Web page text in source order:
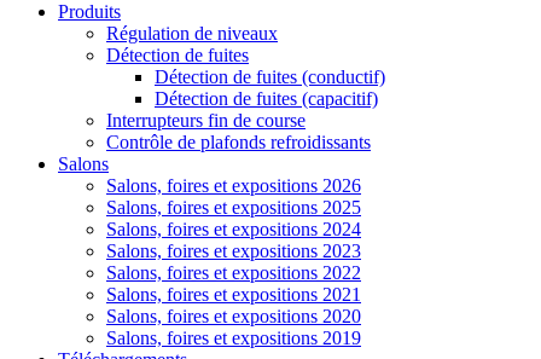
Produits
Régulation de niveaux
Détection de fuites
Détection de fuites (conductif)
Détection de fuites (capacitif)
Interrupteurs fin de course
Contrôle de plafonds refroidissants
Salons
Salons, foires et expositions 2026
Salons, foires et expositions 2025
Salons, foires et expositions 2024
Salons, foires et expositions 2023
Salons, foires et expositions 2022
Salons, foires et expositions 2021
Salons, foires et expositions 2020
Salons, foires et expositions 2019